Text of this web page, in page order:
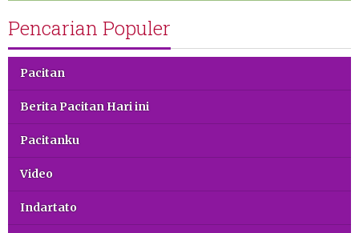
Pencarian Populer
Pacitan
Berita Pacitan Hari ini
Pacitanku
Video
Indartato